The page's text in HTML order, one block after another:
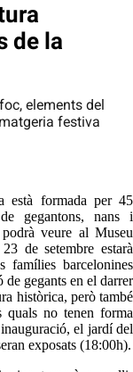
de la
elements del
festiva
està formada per 45
gegantons, nans i
veure al Museu
de setembre estarà
famílies barcelonines
gegants en el darrer
històrica, però també
quals no tenen forma
el jardí del
exposats (18:00h).